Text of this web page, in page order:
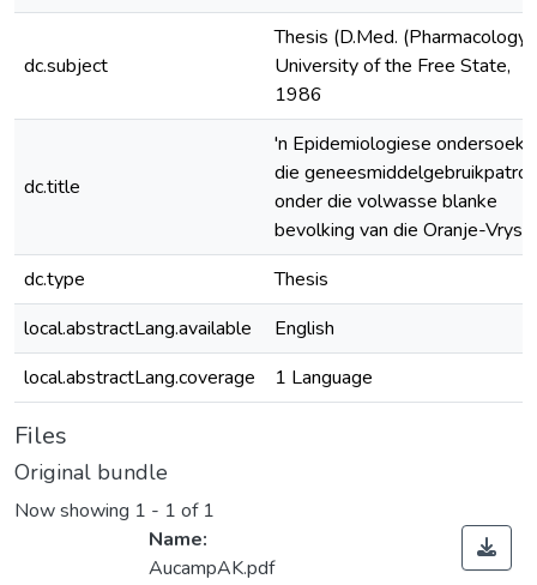
dc.subject
Thesis (D.Med.
University of the Free State,
1986
dc.title
'n Epidemiologiese ondersoek
die
onder die volwasse blanke
bevolking van die Oranje-
dc.type
Thesis
local.abstractLang.available
English
local.abstractLang.coverage
1 Language
Files
Original bundle
Now showing 1 - 1 of 1
Name:
AucampAK.pdf